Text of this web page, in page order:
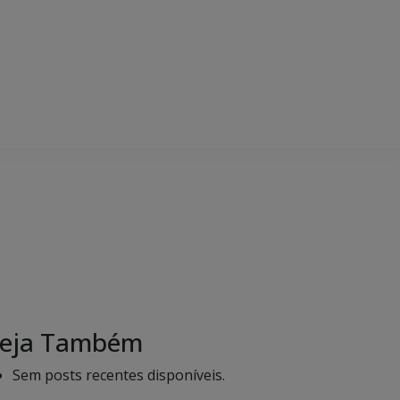
Também
Sem posts recentes disponíveis.